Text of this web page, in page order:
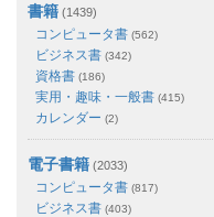
書籍 (1439)
コンピュータ書 (562)
ビジネス書 (342)
資格書 (186)
実用・趣味・一般書 (415)
カレンダー (2)
電子書籍 (2033)
コンピュータ書 (817)
ビジネス書 (403)